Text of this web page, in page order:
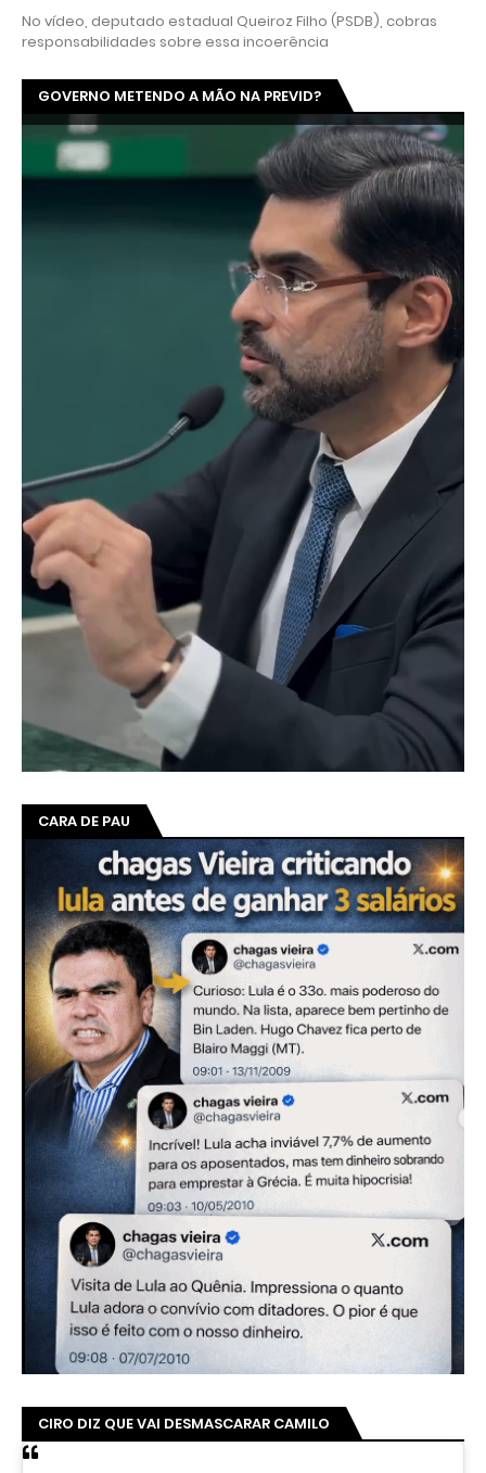
No vídeo, deputado estadual Queiroz Filho (PSDB), cobras
responsabilidades sobre essa incoerência
GOVERNO METENDO A MÃO NA PREVID?
CARA DE PAU
CIRO DIZ QUE VAI DESMASCARAR CAMILO